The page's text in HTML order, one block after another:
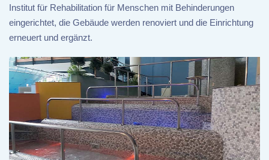
Institut für Rehabilitation für Menschen mit Behinderungen
eingerichtet, die Gebäude werden renoviert und die Einrichtung
erneuert und ergänzt.